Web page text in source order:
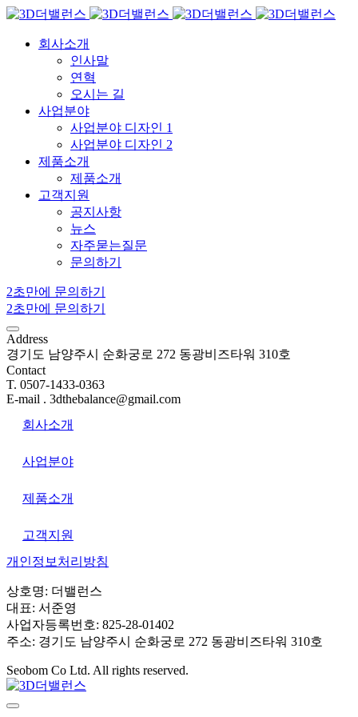
회사소개
인사말
연혁
오시는 길
사업분야
사업분야 디자인 1
사업분야 디자인 2
제품소개
제품소개
고객지원
공지사항
뉴스
자주묻는질문
문의하기
2초만에 문의하기
2초만에 문의하기
Address
경기도 남양주시 순화궁로 272 동광비즈타워 310호
Contact
T. 0507-1433-0363
E-mail . 3dthebalance@gmail.com
회사소개
사업분야
제품소개
고객지원
개인정보처리방침
상호명: 더밸런스
대표: 서준영
사업자등록번호: 825-28-01402
주소: 경기도 남양주시 순화궁로 272 동광비즈타워 310호
Seobom Co Ltd. All rights reserved.